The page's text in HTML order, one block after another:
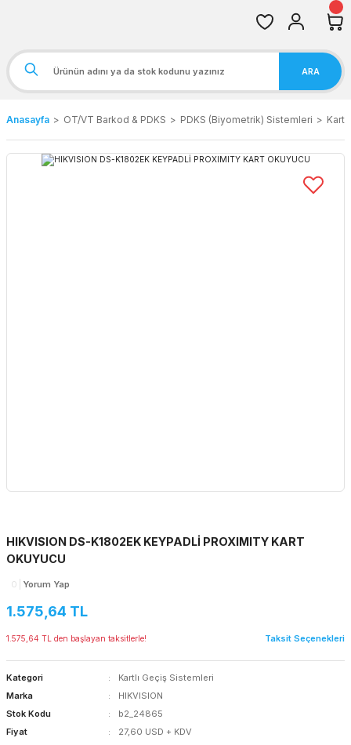
ARA
Anasayfa OT/VT Barkod & PDKS PDKS (Biyometrik) Sistemleri
HIKVISION DS-K1802EK KEYPADLİ PROXIMITY KART
OKUYUCU
0 Yorum Yap
1.575,64 TL
1.575,64 TL den başlayan taksitlerle! Taksit Seçenekleri
Kategori
Kartlı Geçiş Sistemleri
Marka
HIKVISION
Stok Kodu
b2_24865
Fiyat
27,60 USD + KDV